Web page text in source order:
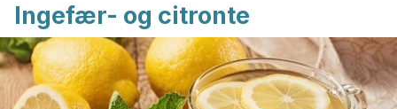
Ingefær- og citronte